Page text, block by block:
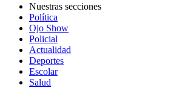
Nuestras secciones
Política
Ojo Show
Policial
Actualidad
Deportes
Escolar
Salud